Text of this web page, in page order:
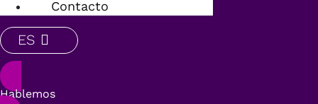
Contacto
ES
Hablemos